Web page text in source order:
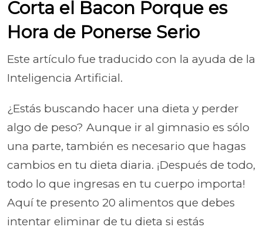
Corta el Bacon Porque es
Hora de Ponerse Serio
Este artículo fue traducido con la ayuda de la
Inteligencia Artificial.
¿Estás buscando hacer una dieta y perder
algo de peso? Aunque ir al gimnasio es sólo
una parte, también es necesario que hagas
cambios en tu dieta diaria. ¡Después de todo,
todo lo que ingresas en tu cuerpo importa!
Aquí te presento 20 alimentos que debes
intentar eliminar de tu dieta si estás